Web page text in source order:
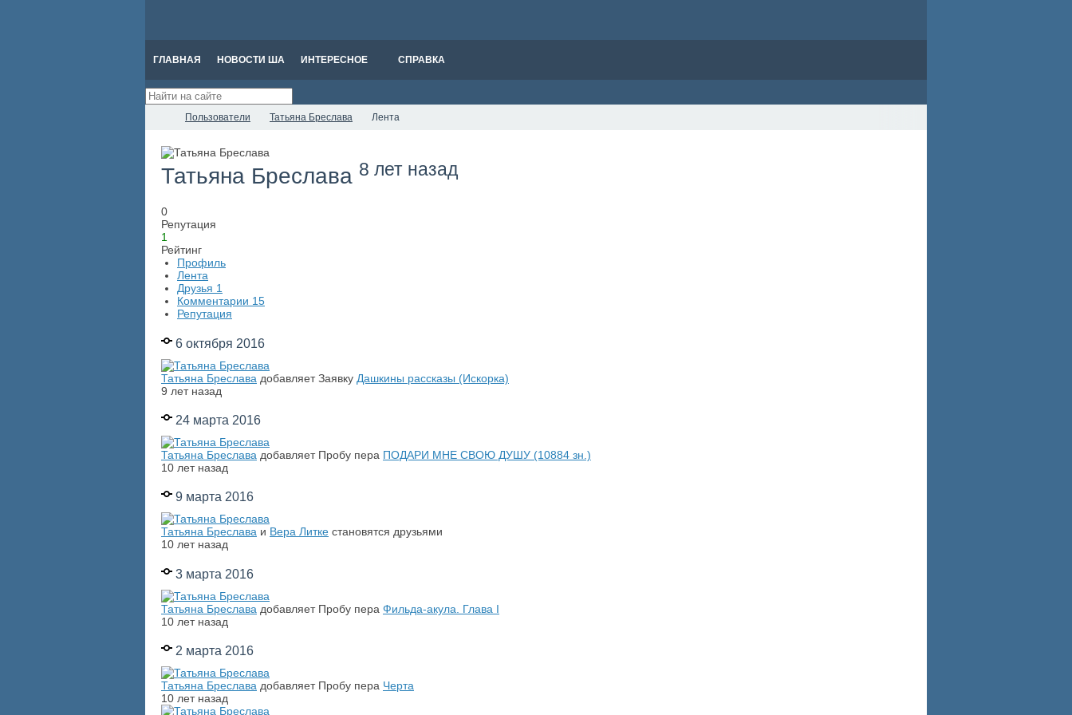
ГЛАВНАЯ НОВОСТИ ША ИНТЕРЕСНОЕ СПРАВКА
Пользователи Татьяна Бреслава Лента
Татьяна Бреслава 8 лет назад
0
Репутация
1
Рейтинг
Профиль
Лента
Друзья 1
Комментарии 15
Репутация
6 октября 2016
Татьяна Бреслава добавляет Заявку Дашкины рассказы (Искорка)
9 лет назад
24 марта 2016
Татьяна Бреслава добавляет Пробу пера ПОДАРИ МНЕ СВОЮ ДУШУ (10884 зн.)
10 лет назад
9 марта 2016
Татьяна Бреслава и Вера Литке становятся друзьями
10 лет назад
3 марта 2016
Татьяна Бреслава добавляет Пробу пера Фильда-акула. Глава I
10 лет назад
2 марта 2016
Татьяна Бреслава добавляет Пробу пера Черта
10 лет назад